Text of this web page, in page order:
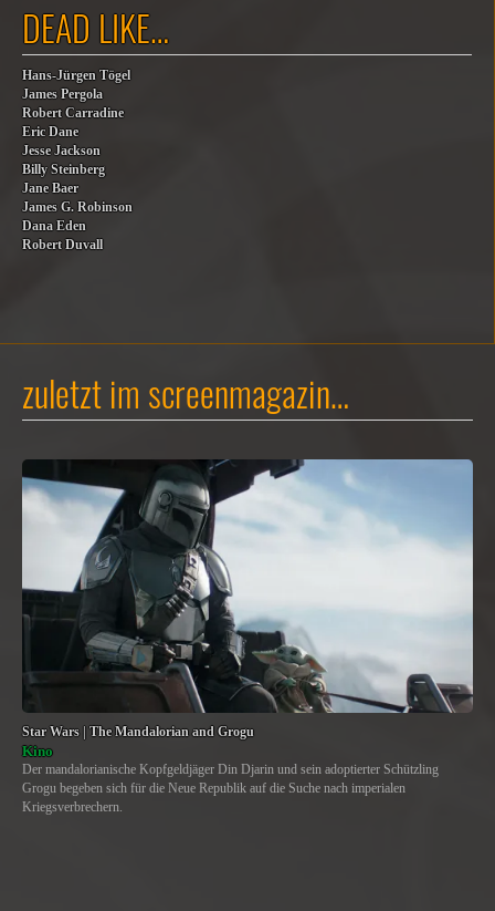
DEAD LIKE…
Hans-Jürgen Tögel
James Pergola
Robert Carradine
Eric Dane
Jesse Jackson
Billy Steinberg
Jane Baer
James G. Robinson
Dana Eden
Robert Duvall
zuletzt im screenmagazin…
Star Wars | The Mandalorian and Grogu
Kino
Der mandalorianische Kopfgeldjäger Din Djarin und sein adoptierter Schützling
Grogu begeben sich für die Neue Republik auf die Suche nach imperialen
Kriegsverbrechern.